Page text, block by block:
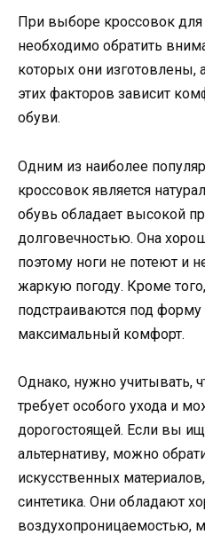
При выборе кроссовок
необходимо обратить
которых они изготовлены,
этих факторов зависит
обуви.
Одним из наиболее
кроссовок является
обувь обладает высокой
долговечностью. Она
поэтому ноги не потеют и
жаркую погоду. Кроме
подстраиваются под
максимальный комфорт.
Однако, нужно учитывать,
требует особого ухода и
дорогостоящей. Если вы
альтернативу, можно
искусственных
синтетика. Они обладают
воздухопроницаемостью,